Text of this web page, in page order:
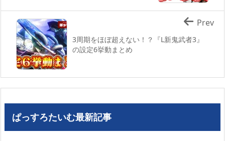
3周期をほぼ超えない！？『L新鬼武者3』
の設定6挙動まとめ
Prev
ぱっすろたいむ最新記事